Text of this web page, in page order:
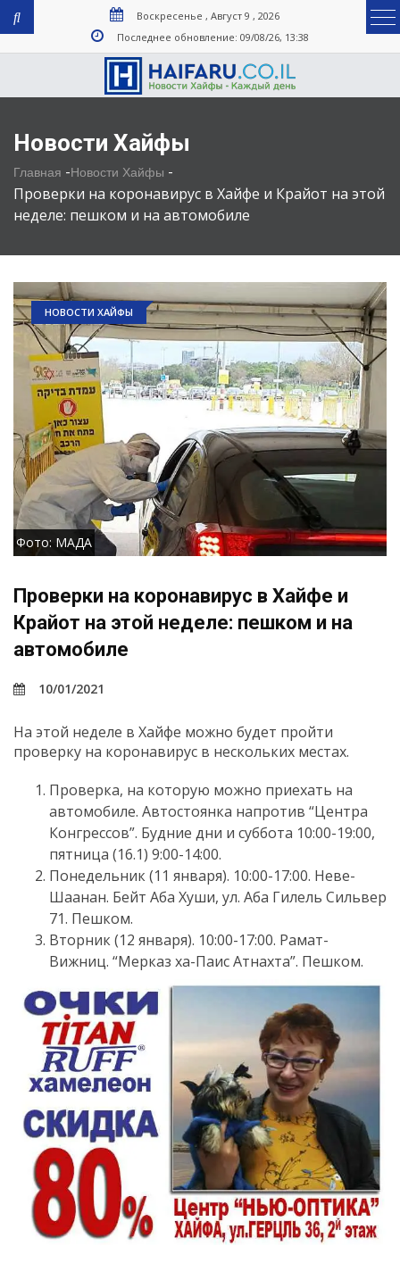
Воскресенье , Август 9 , 2026
Последнее обновление: 09/08/26, 13:38
Новости Хайфы
Главная -Новости Хайфы -
Проверки на коронавирус в Хайфе и Крайот на этой
неделе: пешком и на автомобиле
НОВОСТИ ХАЙФЫ
Фото: МАДА
Проверки на коронавирус в Хайфе и
Крайот на этой неделе: пешком и на
автомобиле
10/01/2021
На этой неделе в Хайфе можно будет пройти
проверку на коронавирус в нескольких местах.
Проверка, на которую можно приехать на
автомобиле. Автостоянка напротив “Центра
Конгрессов”. Будние дни и суббота 10:00-19:00,
пятница (16.1) 9:00-14:00.
Понедельник (11 января). 10:00-17:00. Неве-
Шаанан. Бейт Аба Хуши, ул. Аба Гилель Сильвер
71. Пешком.
Вторник (12 января). 10:00-17:00. Рамат-
Вижниц. “Мерказ ха-Паис Атнахта”. Пешком.